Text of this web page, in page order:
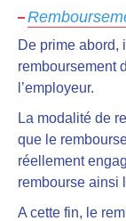
De prime abord,
remboursement
l’employeur.
La modalité de
que le
réellement
rembourse ainsi
A cette fin, le